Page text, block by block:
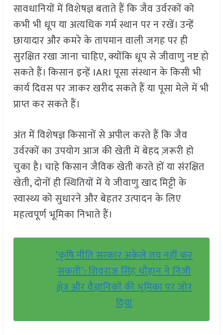
सावधानियों में विशेषज्ञ बताते हैं कि जैव उर्वरकों को
कभी भी धूप या अत्यधिक गर्म स्थान पर न रखें। उन्हें
छायादार और कमरे के तापमान वाली जगह पर ही
सुरक्षित रखा जाना चाहिए, क्योंकि धूप से जीवाणु नष्ट हो
सकते हैं। किसान इन्हें IARI पूसा संस्थान के किसी भी
कार्य दिवस पर जाकर खरीद सकते हैं या पूसा मेले में भी
प्राप्त कर सकते हैं।
अंत में विशेषज्ञ किसानों से अपील करते हैं कि जैव
उर्वरकों का उपयोग आज की खेती में बेहद ज़रूरी हो
चुका है। चाहे किसान जैविक खेती करते हों या संरक्षित
खेती, दोनों ही स्थितियों में ये जीवाणु खाद मिट्टी के
स्वास्थ्य को सुधारने और बेहतर उत्पादन के लिए
महत्वपूर्ण भूमिका निभाते हैं।
‘कृषि नीति सरकार अकेले तय नहीं कर
सकती’: शिवराज सिंह चौहान ने निजी
क्षेत्र और वैज्ञानिकों की भूमिका पर जोर
दिया